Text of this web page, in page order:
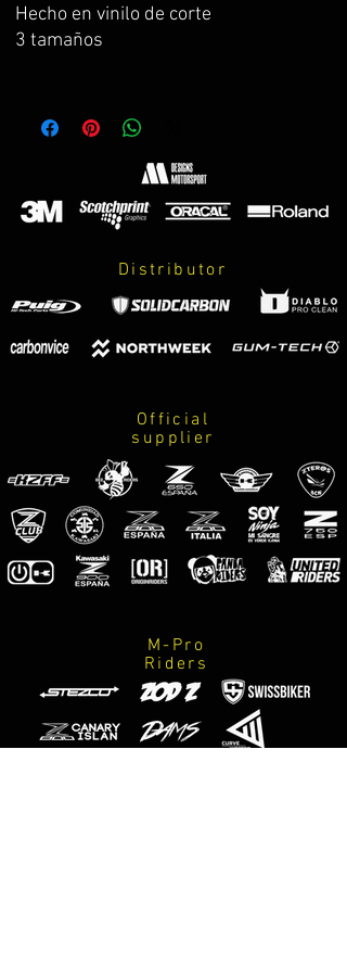
Hecho en vinilo de corte
3 tamaños
Distributor
Official
supplier
M-Pro
Riders